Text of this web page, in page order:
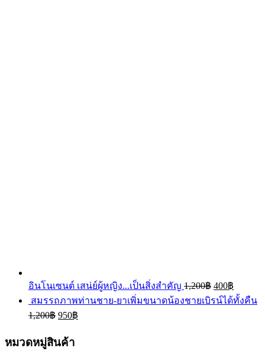
อินโนเซนต์ เสน่ย์ผู้หญิง...เป็นสิ่งสำคัญ 1,200฿ 400฿
สมรรถภาพท่านชาย-ยาเพิ่มขนาดน้องชายเบิรน์ได้ทั้งคืน
1,200฿ 950฿
หมวดหมู่สินค้า